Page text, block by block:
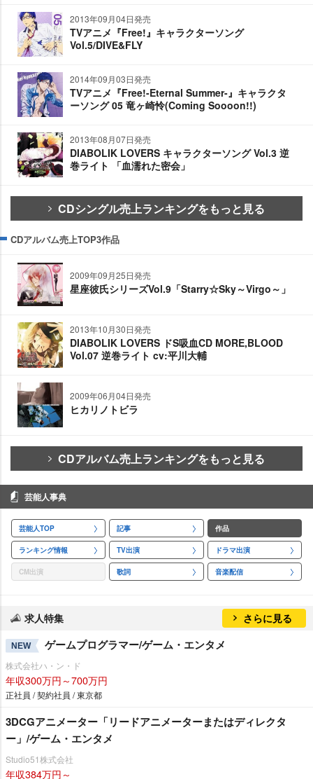
2013年09月04日発売
TVアニメ『Free!』キャラクターソング
Vol.5/DIVE&FLY
2014年09月03日発売
TVアニメ『Free!-Eternal Summer-』キャラクタ
ーソング 05 竜ヶ崎怜(Coming Soooon!!)
2013年08月07日発売
DIABOLIK LOVERS キャラクターソング Vol.3 逆
巻ライト 「血濡れた密会」
CDシングル売上ランキングをもっと見る
CDアルバム売上TOP3作品
2009年09月25日発売
星座彼氏シリーズVol.9「Starry☆Sky～Virgo～」
2013年10月30日発売
DIABOLIK LOVERS ドS吸血CD MORE,BLOOD
Vol.07 逆巻ライト cv:平川大輔
2009年06月04日発売
ヒカリノトビラ
CDアルバム売上ランキングをもっと見る
芸能人事典
芸能人TOP 記事 作品
ランキング情報 TV出演 ドラマ出演
CM出演 歌詞 音楽配信
求人特集 さらに見る
NEW ゲームプログラマー/ゲーム・エンタメ
株式会社ハ・ン・ド
年収300万円～700万円
正社員 / 契約社員 / 東京都
3DCGアニメーター「リードアニメーターまたはディレクタ
ー」/ゲーム・エンタメ
Studio51株式会社
年収384万円～